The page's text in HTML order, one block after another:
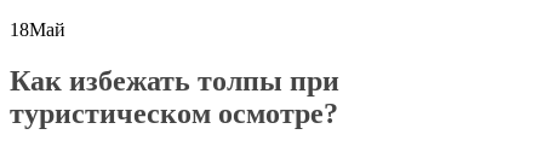
18Май
Как избежать толпы при
туристическом осмотре?